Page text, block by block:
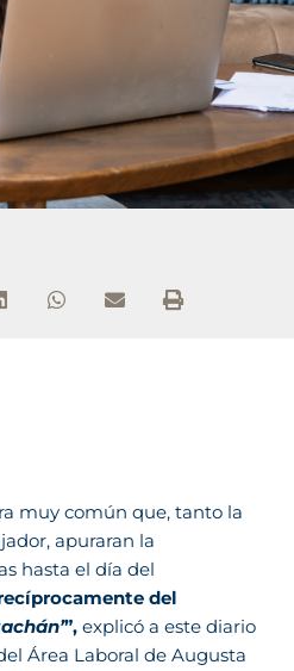
muy común que, tanto la
apuraran la
hasta el día del
del
”, explicó a este diario
Área Laboral de Augusta